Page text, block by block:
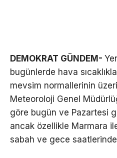
DEMOKRAT GÜNDEM-
bugünlerde hava
mevsim normallerinin
Meteoroloji Genel
göre bugün ve Pazartesi
ancak özellikle Marmara
sabah ve gece